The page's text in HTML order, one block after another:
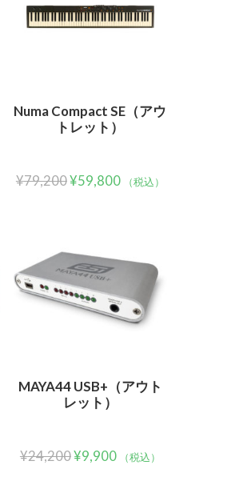
Numa Compact SE（アウ
トレット）
¥79,200¥59,800 （税込）
MAYA44 USB+（アウト
レット）
¥24,200¥9,900 （税込）